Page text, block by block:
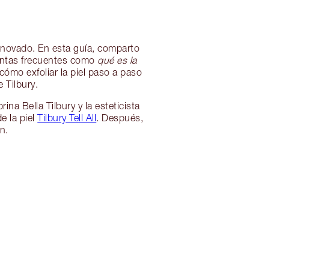
En esta guía, comparto
frecuentes como qué es la
exfoliar la piel paso a paso
Tilbury.
Bella Tilbury y la esteticista
la pielTilbury Tell All. Después,